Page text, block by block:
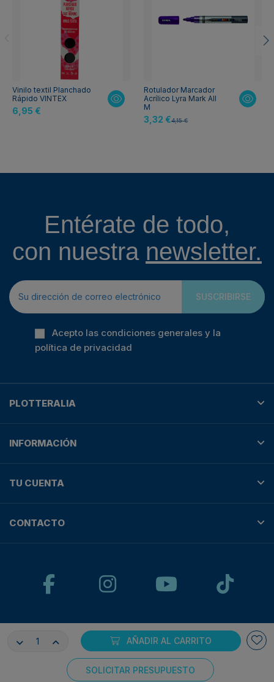
AÑADIR AL CARRITO
SOLICITAR PRESUPUESTO
Vinilo textil Planchado
Rápido VINTEX
6,95 €
Rotulador Marcador
Acrílico Lyra Mark All
M
3,32 €4,15 €
Entérate de todo,
con nuestra newsletter.
SUSCRIBIRSE
Acepto las condiciones generales y la
política de privacidad
PLOTTERALIA
INFORMACIÓN
TU CUENTA
CONTACTO
© Plotteralia
Pagos 100% seguros con:
Consentimiento de cookies